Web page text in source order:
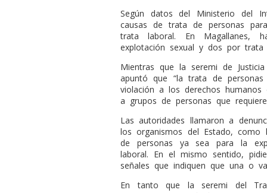
Según datos del Ministerio del
causas de trata de personas
trata laboral. En Magallanes,
explotación sexual y dos por trata
Mientras que la seremi de
apuntó que “la trata de
violación a los derechos
a grupos de personas que
Las autoridades llamaron a
los organismos del Estado,
de personas ya sea para la
laboral. En el mismo sentido,
señales que indiquen que una o
En tanto que la seremi del